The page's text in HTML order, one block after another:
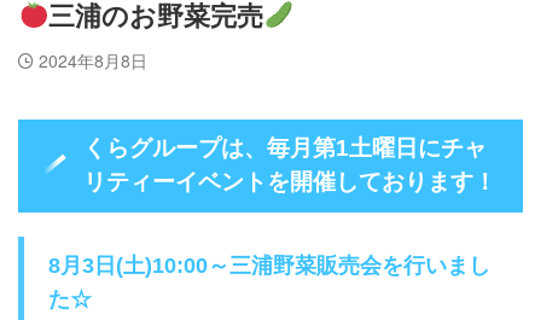
三浦のお野菜完売
2024年8月8日
くらグループは、毎月第1土曜日にチャ
リティーイベントを開催しております！
8月3日(土)10:00～三浦野菜販売会を行いまし
た☆